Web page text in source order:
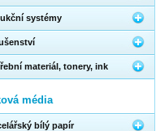
systémy
materiál, tonery, ink
média
bílý papír